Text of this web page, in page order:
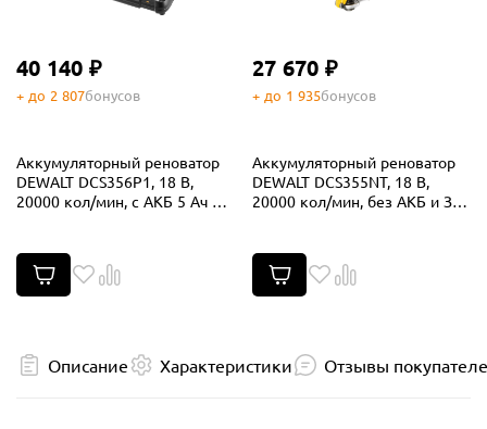
40 140 ₽
+ до 2 807бонусов
Аккумуляторный реноватор
DEWALT DCS356P1, 18 В,
20000 кол/мин, с АКБ 5 Ач и
27 670 ₽
+ до 1 935бонусов
Аккумуляторный реноватор
DEWALT DCS355NT, 18 В,
20000 кол/мин, без АКБ и ЗУ,
Описание Характеристики Отзывы